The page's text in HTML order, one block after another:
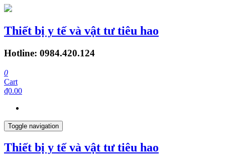
Thiết bị y tế và vật tư tiêu hao
Hotline: 0984.420.124
0
Cart
₫0.00
Toggle navigation
Thiết bị y tế và vật tư tiêu hao